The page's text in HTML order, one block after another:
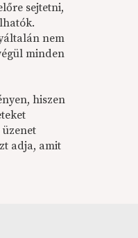
sejtetni,
nem
minden
hiszen
adja, amit